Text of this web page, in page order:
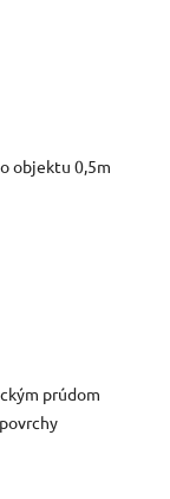
objektu 0,5m
prúdom